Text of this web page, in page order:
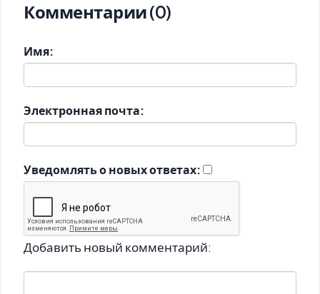
Комментарии (0)
Имя:
Электронная почта:
Уведомлять о новых ответах:
Добавить новый комментарий: